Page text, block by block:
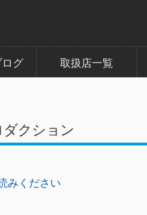
グ 取扱店一覧
クション
みください